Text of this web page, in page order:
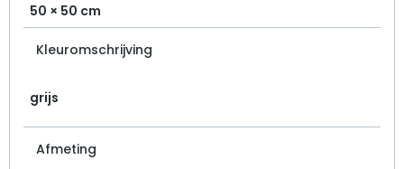
50 × 50 cm
Kleuromschrijving
grijs
Afmeting